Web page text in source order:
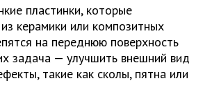
пластинки, которые
керамики или композитных
на переднюю поверхность
задача — улучшить внешний вид
такие как сколы, пятна или